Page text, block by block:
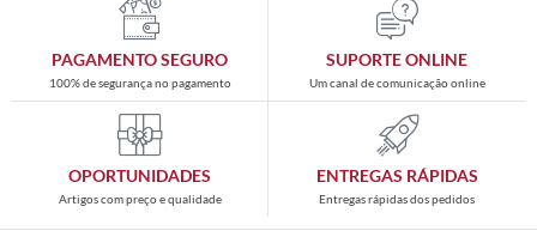
PAGAMENTO SEGURO
100% de segurança no pagamento
SUPORTE ONLINE
Um canal de comunicação online
OPORTUNIDADES
Artigos com preço e qualidade
ENTREGAS RÁPIDAS
Entregas rápidas dos pedidos